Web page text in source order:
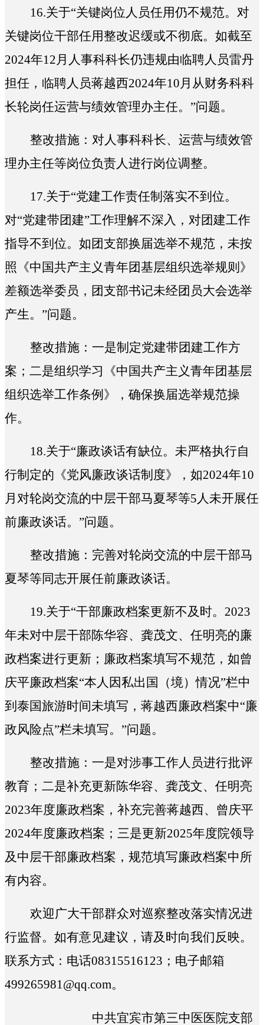
16.关于“关键岗位人员任用仍不规范。对
关键岗位干部任用整改迟缓或不彻底。如截至
2024年12月人事科科长仍违规由临聘人员雷丹
担任，临聘人员蒋越西2024年10月从财务科科
长轮岗任运营与绩效管理办主任。 ”问题。
整改措施：对人事科科长、 运营与绩效管
理办主任等岗位负责人进行岗位调整。
17.关于“党建工作责任制落实不到位。
对“党建带团建”工作理解不深入，‌对团建工作
指导不到位。如团支部换届选举不规范，未按
照《中国共产主义青年团基层组织选举规则》
差额选举委员，团支部书记未经团员大会选举
产生。 ”问题。
整改措施：一是制定党建带团建工作方
案；二是组织学习《中国共产主义青年团基层
组织选举工作条例》，确保换届选举规范操
作。
18.关于“廉政谈话有缺位。未严格执行自
行制定的《党风廉政谈话制度》，如2024年10
月对轮岗交流的中层干部马夏琴等5人未开展任
前廉政谈话。 ”问题。
整改措施：完善对轮岗交流的中层干部马
夏琴等同志开展任前廉政谈话。
19.关于“干部廉政档案更新不及时。2023
年未对中层干部陈华容、龚茂文、任明亮的廉
政档案进行更新；廉政档案填写不规范，如曾
庆平廉政档案“本人因私出国（境）情况”栏中
到泰国旅游时间未填写，蒋越西廉政档案中“廉
政风险点”栏未填写。 ”问题。
整改措施： 一是对涉事工作人员进行批评
教育 ；二是补充更新陈华容、龚茂文、任明亮
2023年度廉政档案，补充完善蒋越西、曾庆平
2024年度廉政档案； 三是更新2025年度院领导
及中层干部廉政档案，规范填写廉政档案中所
有内容。
欢迎广大干部群众对巡察整改落实情况进
行监督。如有意见建议，请及时向我们反映。
联系方式：电话08315516123；电子邮箱
499265981@qq.com。
中共宜宾市第三中医医院支部